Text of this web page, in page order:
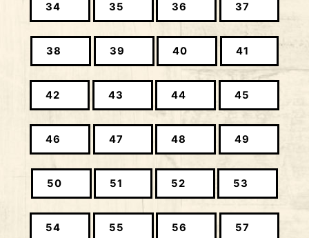
34 35 36 37
38 39 40 41
42 43 44 45
46 47 48 49
50 51 52 53
54 55 56 57